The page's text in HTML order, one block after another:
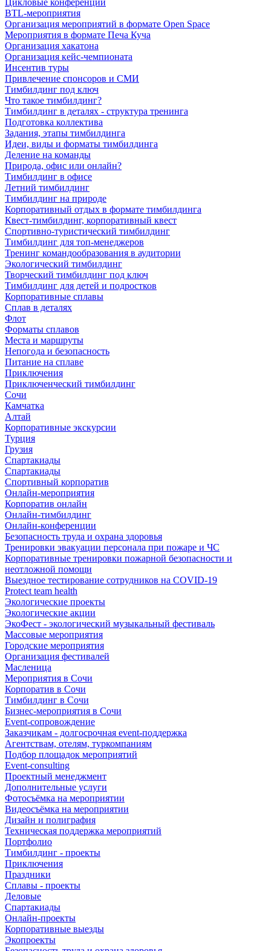
Цикловые конференции
BTL-мероприятия
Организация мероприятий в формате Open Space
Мероприятия в формате Печа Куча
Организация хакатона
Организация кейс-чемпионата
Инсентив туры
Привлечение спонсоров и СМИ
Тимбилдинг под ключ
Что такое тимбилдинг?
Тимбилдинг в деталях - структура тренинга
Подготовка коллектива
Задания, этапы тимбилдинга
Идеи, виды и форматы тимбилдинга
Деление на команды
Природа, офис или онлайн?
Тимбилдинг в офисе
Летний тимбилдинг
Тимбилдинг на природе
Корпоративный отдых в формате тимбилдинга
Квест-тимбилдинг, корпоративный квест
Спортивно-туристический тимбилдинг
Тимбилдинг для топ-менеджеров
Тренинг командообразования в аудитории
Экологический тимбилдинг
Творческий тимбилдинг под ключ
Тимбилдинг для детей и подростков
Корпоративные сплавы
Сплав в деталях
Флот
Форматы сплавов
Места и маршруты
Непогода и безопасность
Питание на сплаве
Приключения
Приключенческий тимбилдинг
Сочи
Камчатка
Алтай
Корпоративные экскурсии
Турция
Грузия
Спартакиады
Спартакиады
Спортивный корпоратив
Онлайн-мероприятия
Корпоратив онлайн
Онлайн-тимбилдинг
Онлайн-конференции
Безопасность труда и охрана здоровья
Тренировки эвакуации персонала при пожаре и ЧС
Корпоративные тренировки пожарной безопасности и
неотложной помощи
Выездное тестирование сотрудников на COVID-19
Protect team health
Экологические проекты
Экологические акции
ЭкоФест - экологический музыкальный фестиваль
Массовые мероприятия
Городские мероприятия
Организация фестивалей
Масленица
Мероприятия в Сочи
Корпоратив в Сочи
Тимбилдинг в Сочи
Бизнес-мероприятия в Сочи
Event-сопровождение
Заказчикам - долгосрочная event-поддержка
Агентствам, отелям, туркомпаниям
Подбор площадок мероприятий
Event-consulting
Проектный менеджмент
Дополнительные услуги
Фотосъёмка на мероприятии
Видеосъёмка на мероприятии
Дизайн и полиграфия
Техническая поддержка мероприятий
Портфолио
Тимбилдинг - проекты
Приключения
Праздники
Сплавы - проекты
Деловые
Спартакиады
Онлайн-проекты
Корпоративные выезды
Экопроекты